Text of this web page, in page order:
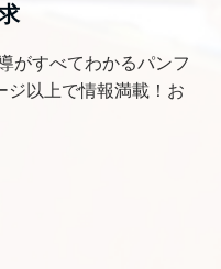
がすべてわかるパンフ
ジ以上で情報満載！お